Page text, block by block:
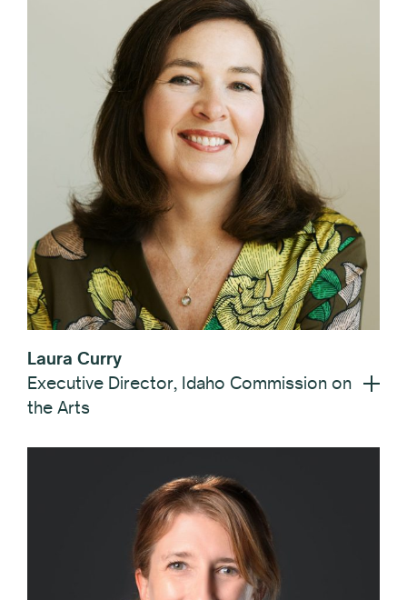
Laura Curry
Executive Director, Idaho Commission on
the Arts